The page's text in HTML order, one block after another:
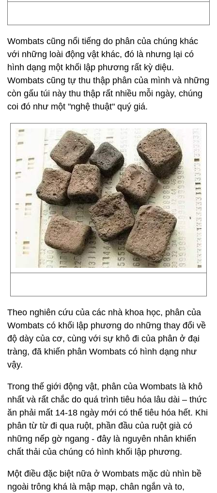
Wombats cũng nổi tiếng do phân của chúng khác
với những loài động vật khác, đó là nhưng lại có
hình dạng một khối lập phương rất kỳ diệu.
Wombats cũng tự thu thập phân của mình và những
còn gấu túi này thu thập rất nhiều mỗi ngày, chúng
coi đó như một "nghệ thuật" quý giá.
Theo nghiên cứu của các nhà khoa học, phân của
Wombats có khối lập phương do những thay đổi về
độ dày của cơ, cùng với sự khô đi của phân ở đại
tràng, đã khiến phân Wombats có hình dạng như
vậy.
Trong thế giới động vật, phân của Wombats là khô
nhất và rất chắc do quá trình tiêu hóa lâu dài – thức
ăn phải mất 14-18 ngày mới có thể tiêu hóa hết. Khi
phân từ từ đi qua ruột, phần đầu của ruột già có
những nếp gờ ngang - đây là nguyên nhân khiến
chất thải của chúng có hình khối lập phương.
Một điều đặc biệt nữa ở Wombats mặc dù nhìn bề
ngoài trông khá là mập mạp, chân ngắn và to,